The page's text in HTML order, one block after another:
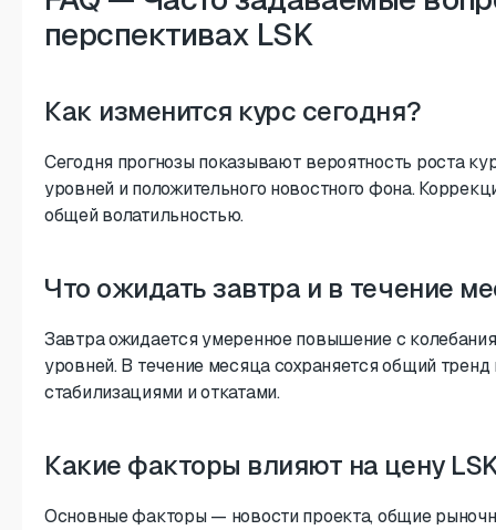
перспективах LSK
Как изменится курс сегодня?
Сегодня прогнозы показывают вероятность роста
уровней и положительного новостного фона.
общей волатильностью.
Что ожидать завтра и в течение
Завтра ожидается умеренное повышение с
уровней. В течение месяца сохраняется общий
стабилизациями и откатами.
Какие факторы влияют на цену
Основные факторы — новости проекта, общие